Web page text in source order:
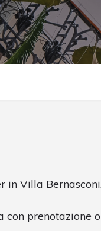
in Villa
con prenotazione